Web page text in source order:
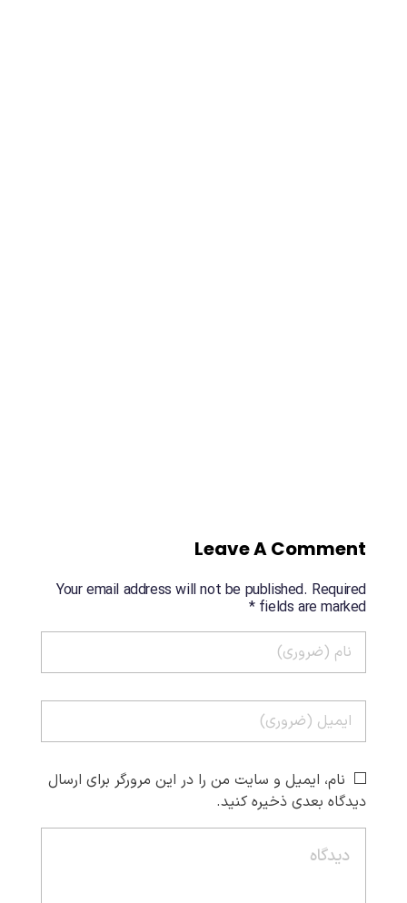
Leave A Comment
Your email address will not be published. Required
fields are marked *
نام، ایمیل و سایت من را در این مرورگر برای ارسال
دیدگاه بعدی ذخیره کنید.